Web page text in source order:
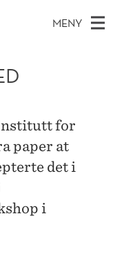
MENY
for
paper at
det i
i